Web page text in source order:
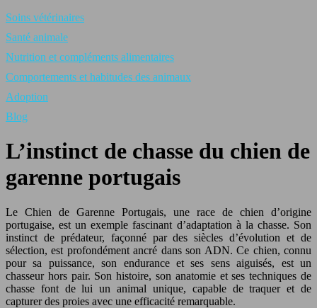
Soins vétérinaires
Santé animale
Nutrition et compléments alimentaires
Comportements et habitudes des animaux
Adoption
Blog
L’instinct de chasse du chien de
garenne portugais
Le Chien de Garenne Portugais, une race de chien d’origine
portugaise, est un exemple fascinant d’adaptation à la chasse. Son
instinct de prédateur, façonné par des siècles d’évolution et de
sélection, est profondément ancré dans son ADN. Ce chien, connu
pour sa puissance, son endurance et ses sens aiguisés, est un
chasseur hors pair. Son histoire, son anatomie et ses techniques de
chasse font de lui un animal unique, capable de traquer et de
capturer des proies avec une efficacité remarquable.